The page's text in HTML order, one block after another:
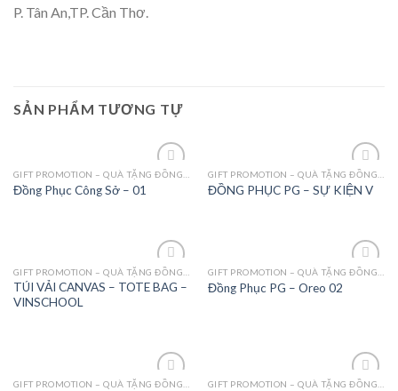
P. Tân An,TP. Cần Thơ.
SẢN PHẨM TƯƠNG TỰ
Wishlist
Đồng Phục Công Sở – 01
Add to
Wishlist
ĐỒNG PHỤC PG – SỰ KIỆN V
Wishlist
TÚI VẢI CANVAS – TOTE BAG –
VINSCHOOL
Wishlist
Đồng Phục PG – Oreo 02